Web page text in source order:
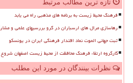
تازه ترین مطالب مرتبط
فرهنگ محیط زیست به برنامه های مذهبی راه می یابد
رهاسازی مرال های ارسباران در گرو بررسیهای علمی و
ثبت جهانی الموت نماد اقتدار فرهنگی ایران در یونسکو
کارگروه ارتقاء فرهنگ محافظت از محیط زیست اصفهان شروع
نظرات بینندگان در مورد این مطلب